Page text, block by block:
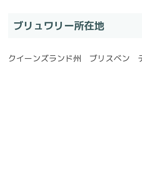
ブリュワリー所在地
クイーンズランド州 ブリスベン